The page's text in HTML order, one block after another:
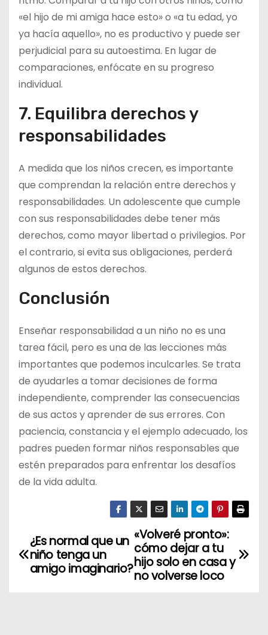
«el hijo de mi amiga hace esto» o «a tu edad, yo
ya hacía aquello», no es productivo y puede ser
perjudicial para su autoestima. En lugar de
comparaciones, enfócate en su progreso
individual.
7. Equilibra derechos y
responsabilidades
A medida que los niños crecen, es importante
que comprendan la relación entre derechos y
responsabilidades. Un adolescente que cumple
con sus responsabilidades debe tener más
derechos, como mayor libertad o privilegios. Por
el contrario, si evita sus obligaciones, perderá
algunos de estos derechos.
Conclusión
Enseñar responsabilidad a un niño no es una
tarea fácil, pero es una de las lecciones más
importantes que podemos inculcarles. Se trata
de ayudarles a tomar decisiones de forma
independiente, comprender las consecuencias
de sus actos y aprender de sus errores. Con
paciencia, constancia y el ejemplo adecuado, los
padres pueden formar niños responsables que
estén preparados para enfrentar los desafíos
de la vida adulta.
N
a
«Volveré pronto»:
cómo dejar a tu
hijo solo en casa y
no volverse loco
¿Es normal que un
niño tenga un
amigo imaginario?